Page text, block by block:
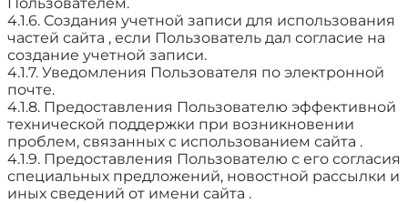
4.1.6. Создания учетной записи для использования
частей сайта , если Пользователь дал согласие на
создание учетной записи.
4.1.7. Уведомления Пользователя по электронной
почте.
4.1.8. Предоставления Пользователю эффективной
технической поддержки при возникновении
проблем, связанных с использованием сайта .
4.1.9. Предоставления Пользователю с его согласия
специальных предложений, новостной рассылки и
иных сведений от имени сайта .